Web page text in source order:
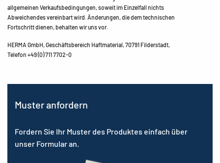
allgemeinen Verkaufsbedingungen, soweit im Einzelfall nichts
Abweichendes vereinbart wird. Änderungen, die dem technischen
Fortschritt dienen, behalten wir uns vor.
HERMA GmbH, Geschäftsbereich Haftmaterial, 70791 Filderstadt,
Telefon +49 (0) 711 7702-0
Muster anfordern
Fordern Sie Ihr Muster des Produktes einfach über
unser Formular an.